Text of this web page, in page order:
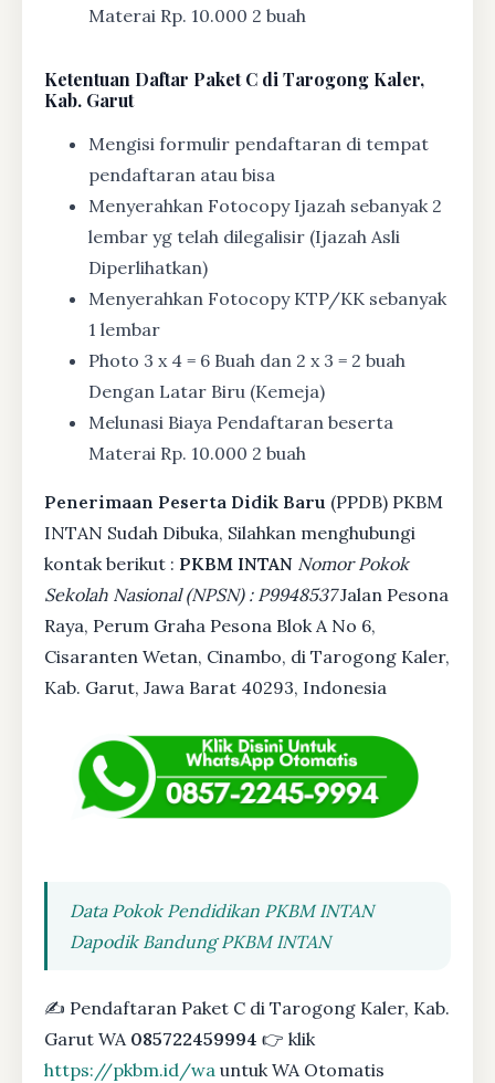
Materai Rp. 10.000 2 buah
Ketentuan Daftar Paket C di Tarogong Kaler,
Kab. Garut
Mengisi formulir pendaftaran di tempat
pendaftaran atau bisa
Menyerahkan Fotocopy Ijazah sebanyak 2
lembar yg telah dilegalisir (Ijazah Asli
Diperlihatkan)
Menyerahkan Fotocopy KTP/KK sebanyak
1 lembar
Photo 3 x 4 = 6 Buah dan 2 x 3 = 2 buah
Dengan Latar Biru (Kemeja)
Melunasi Biaya Pendaftaran beserta
Materai Rp. 10.000 2 buah
Penerimaan Peserta Didik Baru (PPDB) PKBM
INTAN Sudah Dibuka, Silahkan menghubungi
kontak berikut : PKBM INTAN Nomor Pokok
Sekolah Nasional (NPSN) : P9948537Jalan Pesona
Raya, Perum Graha Pesona Blok A No 6,
Cisaranten Wetan, Cinambo, di Tarogong Kaler,
Kab. Garut, Jawa Barat 40293, Indonesia
Data Pokok Pendidikan PKBM INTAN
Dapodik Bandung PKBM INTAN
✍ Pendaftaran Paket C di Tarogong Kaler, Kab.
Garut WA 085722459994 👉 klik
https://pkbm.id/wa untuk WA Otomatis